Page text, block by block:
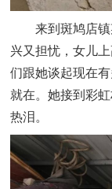
来到斑鸠店镇
兴又担忧，女儿
们跟她谈起现在
就在。她接到彩
热泪。